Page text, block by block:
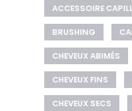
ACCESSOIRE
BRUSHING
CHEVEUX ABIMÉS
CHEVEUX FINS
CHEVEUX SECS